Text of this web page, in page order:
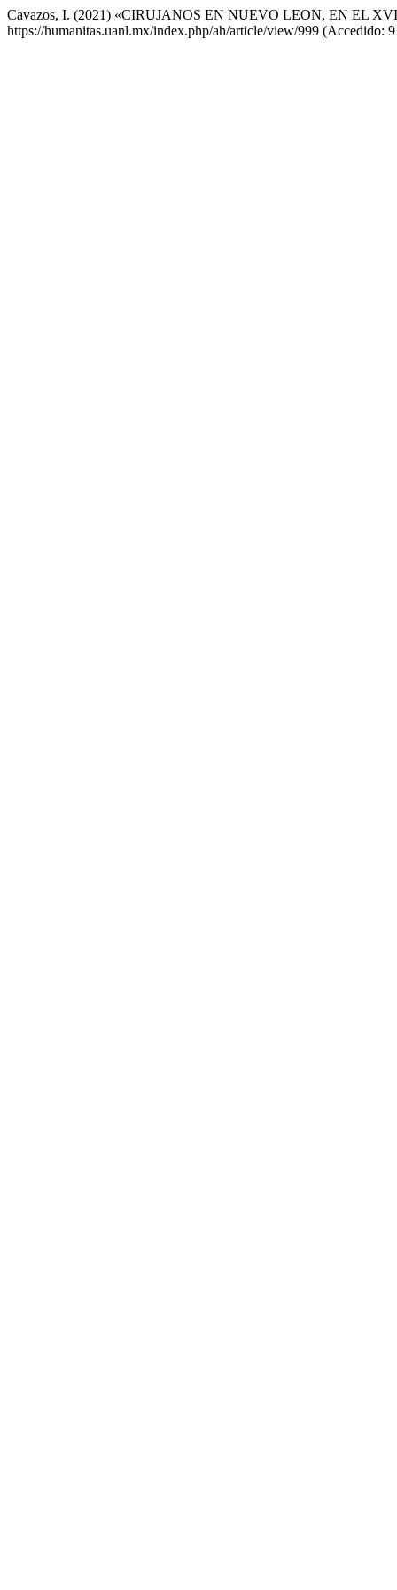
Cavazos, I. (2021) «CIRUJANOS EN NUEVO LEON, EN EL
https://humanitas.uanl.mx/index.php/ah/article/view/999 (Accedido: